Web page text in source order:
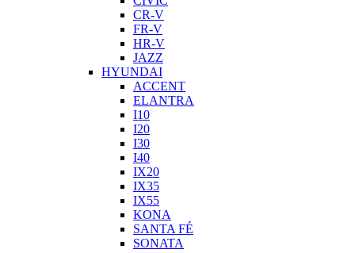
CR-V
FR-V
HR-V
JAZZ
HYUNDAI
ACCENT
ELANTRA
I10
I20
I30
I40
IX20
IX35
IX55
KONA
SANTA FÉ
SONATA